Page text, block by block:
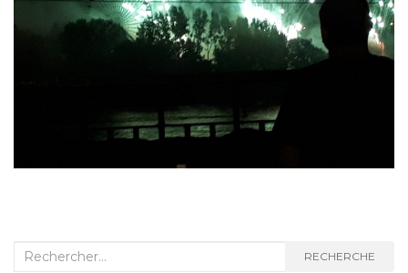
Recherche
RECHERCHE